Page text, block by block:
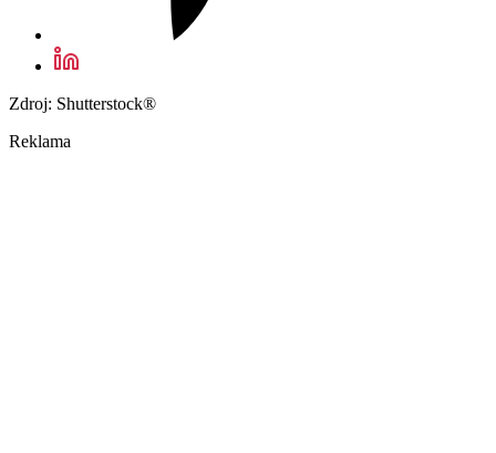
Zdroj: Shutterstock®
Reklama